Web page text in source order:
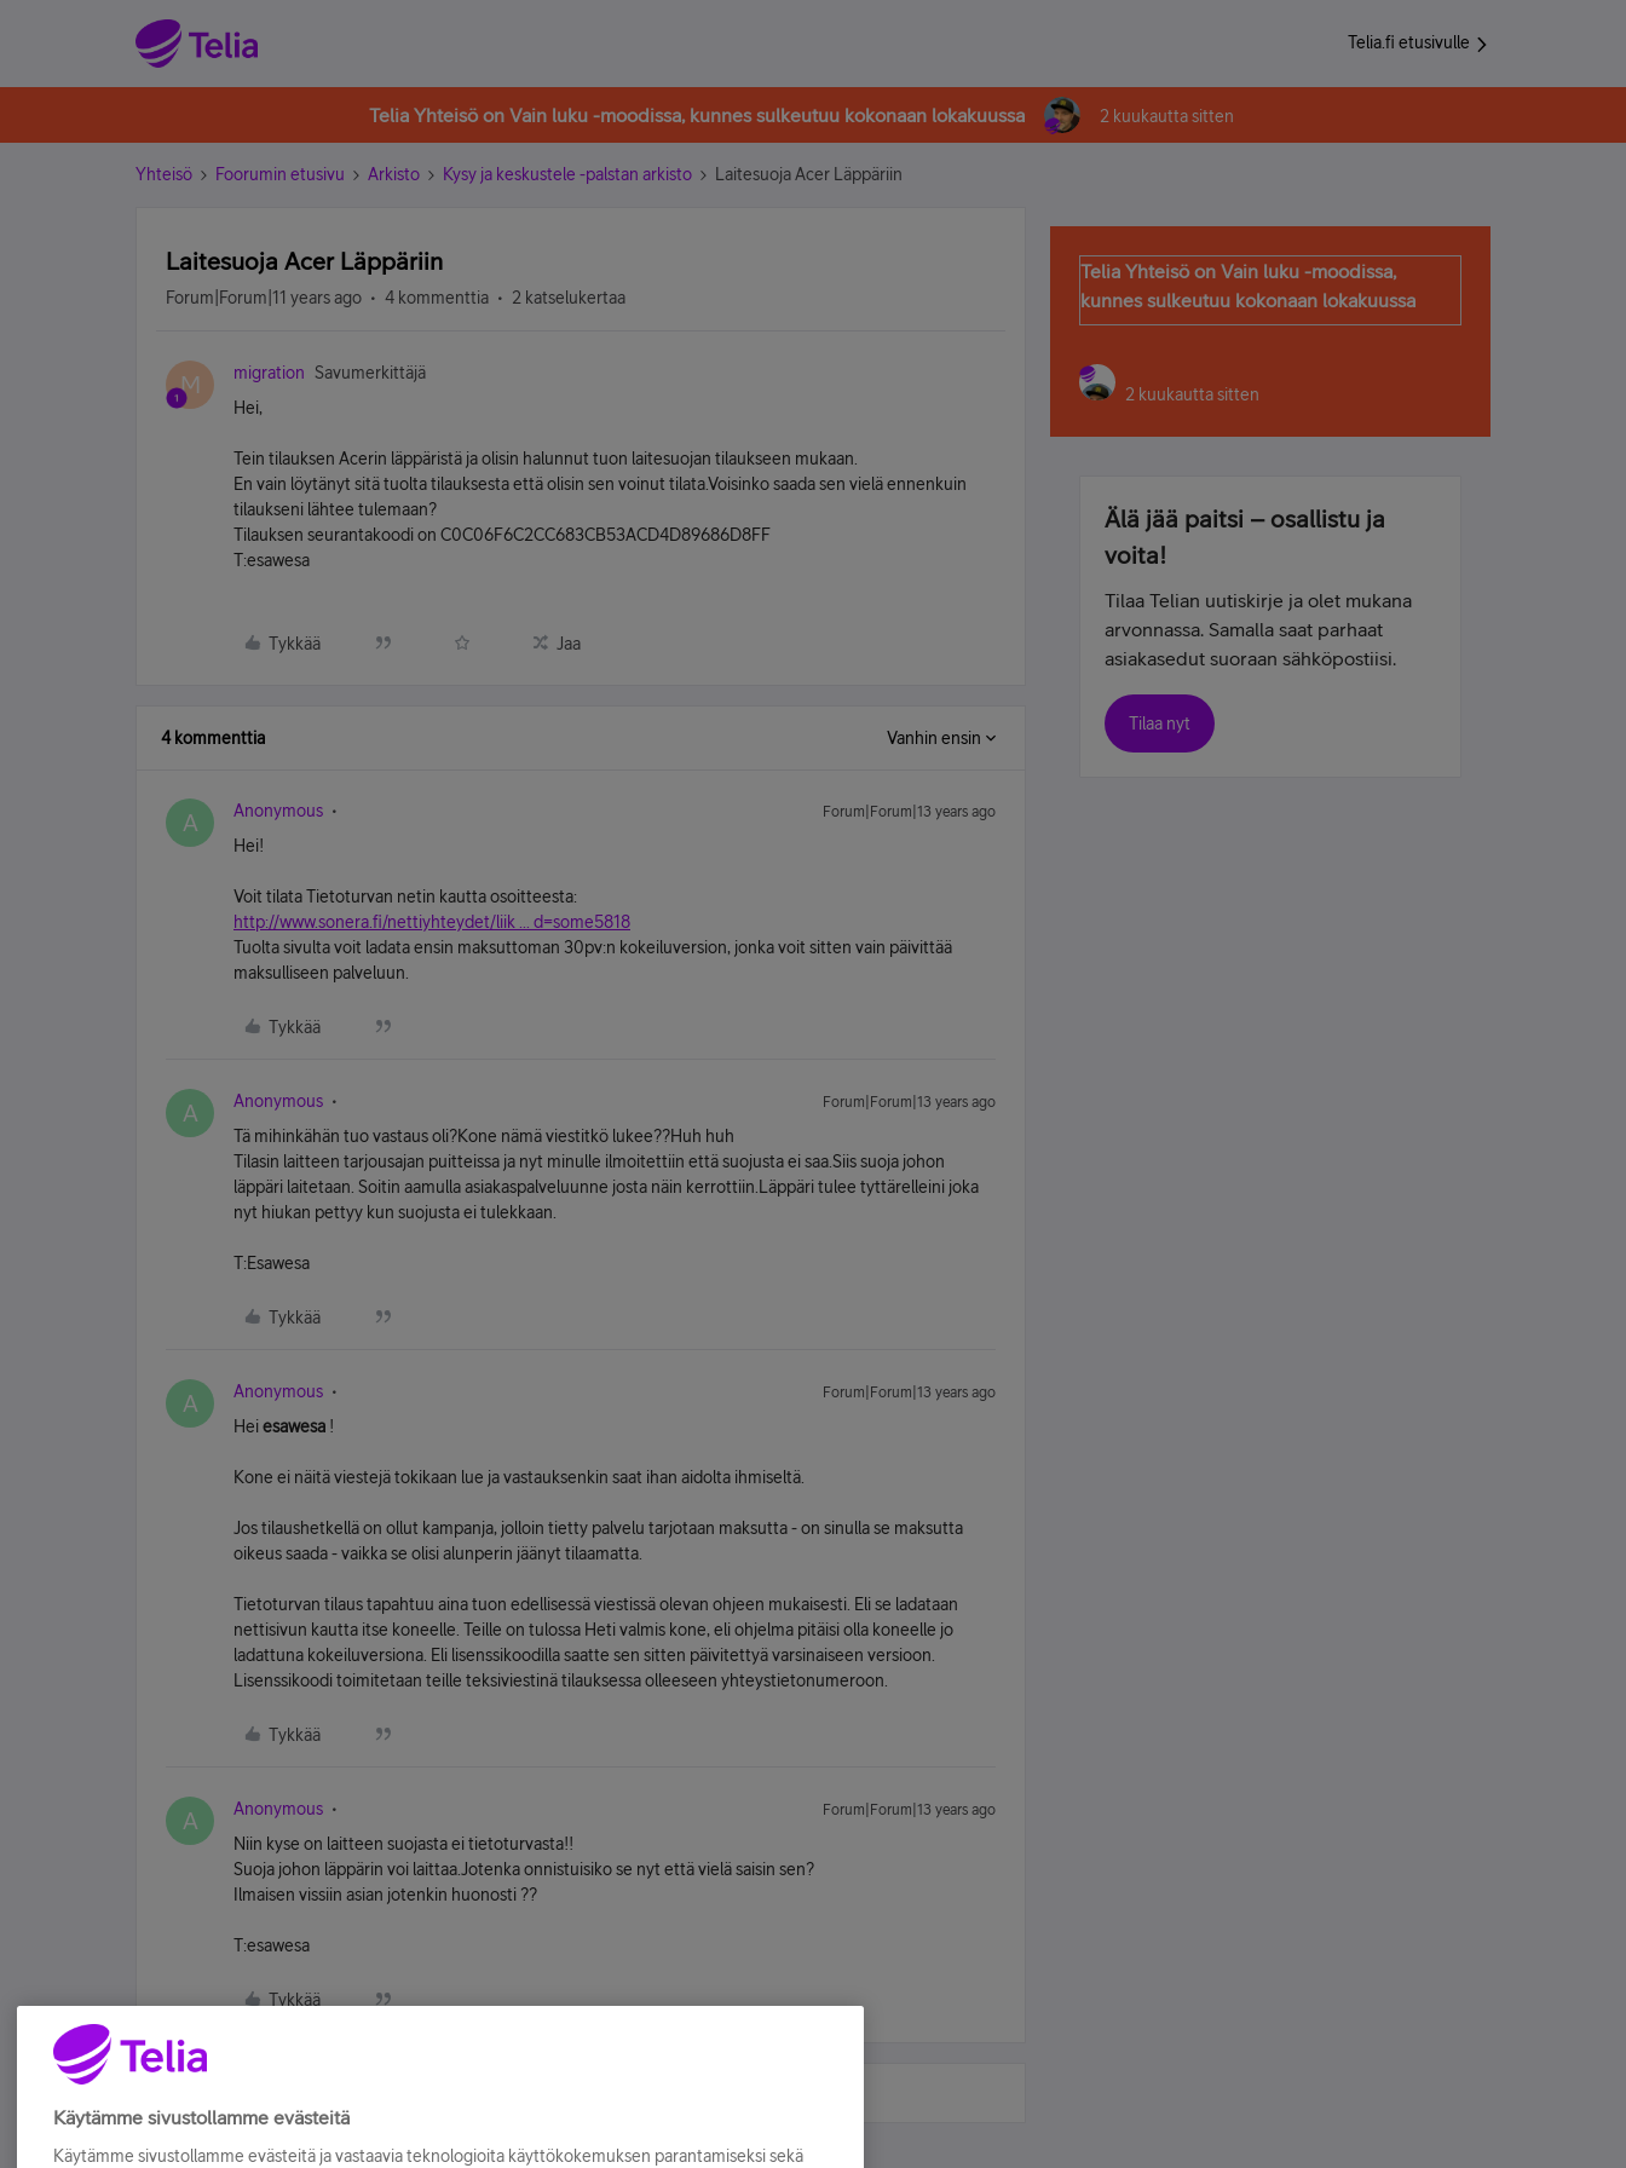
Telia.fi etusivulle
Telia Yhteisö on Vain luku -moodissa, kunnes sulkeutuu kokonaan lokakuussa 2 kuukautta sitten
Yhteisö Foorumin etusivu Arkisto Kysy ja keskustele -palstan arkisto Laitesuoja Acer Läppäriin
Laitesuoja Acer Läppäriin
Forum|Forum|11 years ago 4 kommenttia 2 katselukertaa
M migration
Savumerkittäjä
Hei,
Tein tilauksen Acerin läppäristä ja olisin halunnut tuon laitesuojan tilaukseen mukaan.
En vain löytänyt sitä tuolta tilauksesta että olisin sen voinut tilata.Voisinko saada sen vielä ennenkuin
tilaukseni lähtee tulemaan?
Tilauksen seurantakoodi on C0C06F6C2CC683CB53ACD4D89686D8FF
T:esawesa
Tykkää Jaa
4 kommenttia Vanhin ensin
A Anonymous Forum|Forum|13 years ago
Hei!
Voit tilata Tietoturvan netin kautta osoitteesta:
http://www.sonera.fi/nettiyhteydet/liik ... d=some5818
Tuolta sivulta voit ladata ensin maksuttoman 30pv:n kokeiluversion, jonka voit sitten vain päivittää
maksulliseen palveluun.
Tykkää
A Anonymous Forum|Forum|13 years ago
Tä mihinkähän tuo vastaus oli?Kone nämä viestitkö lukee??Huh huh
Tilasin laitteen tarjousajan puitteissa ja nyt minulle ilmoitettiin että suojusta ei saa.Siis suoja johon
läppäri laitetaan. Soitin aamulla asiakaspalveluunne josta näin kerrottiin.Läppäri tulee tyttärelleini joka
nyt hiukan pettyy kun suojusta ei tulekkaan.
T:Esawesa
Tykkää
A Anonymous Forum|Forum|13 years ago
Heiesawesa !
Kone ei näitä viestejä tokikaan lue ja vastauksenkin saat ihan aidolta ihmiseltä.
Jos tilaushetkellä on ollut kampanja, jolloin tietty palvelu tarjotaan maksutta - on sinulla se maksutta
oikeus saada - vaikka se olisi alunperin jäänyt tilaamatta.
Tietoturvan tilaus tapahtuu aina tuon edellisessä viestissä olevan ohjeen mukaisesti. Eli se ladataan
nettisivun kautta itse koneelle. Teille on tulossa Heti valmis kone, eli ohjelma pitäisi olla koneelle jo
ladattuna kokeiluversiona. Eli lisenssikoodilla saatte sen sitten päivitettyä varsinaiseen versioon.
Lisenssikoodi toimitetaan teille teksiviestinä tilauksessa olleeseen yhteystietonumeroon.
Tykkää
A Anonymous Forum|Forum|13 years ago
Niin kyse on laitteen suojasta ei tietoturvasta!!
Suoja johon läppärin voi laittaa.Jotenka onnistuisiko se nyt että vielä saisin sen?
Ilmaisen vissiin asian jotenkin huonosti ??
T:esawesa
Tykkää
Telia Yhteisö on Vain luku -moodissa,
kunnes sulkeutuu kokonaan lokakuussa
2 kuukautta sitten
Älä jää paitsi – osallistu ja
voita!
Tilaa Telian uutiskirje ja olet mukana
arvonnassa. Samalla saat parhaat
asiakasedut suoraan sähköpostiisi.
Tilaa nyt
Käytämme sivustollamme evästeitä
Käytämme sivustollamme evästeitä ja vastaavia teknologioita käyttökokemuksen parantamiseksi sekä